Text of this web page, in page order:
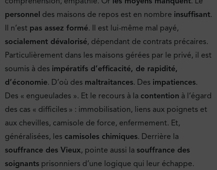
personnel des maisons de repos est en nombre insuffisant.
Il n’est pas assez formé. Il est lui-même mal payé,
socialement dévalorisé, dépendant de contrats précaires.
Particulièrement dans les maisons gérées par le privé, il est
soumis à des impératifs d’efficacité, de rapidité,
d’économie. D’où des maltraitances. Des impatiences.
Des « engueulades ». Et le recours à la contention à l’égard
des cas « difficiles » : immobilisation, liens aux poignets et
aux chevilles, camisole de force, enfermement. Et,
généralisées, les camisoles chimiques. Derrière la
souffrance des Vieux, pointe aussi la souffrance des
soignants prisonniers d’une logique qui leur échappe.